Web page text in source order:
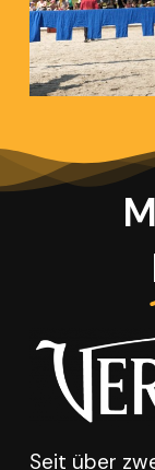
Seit über